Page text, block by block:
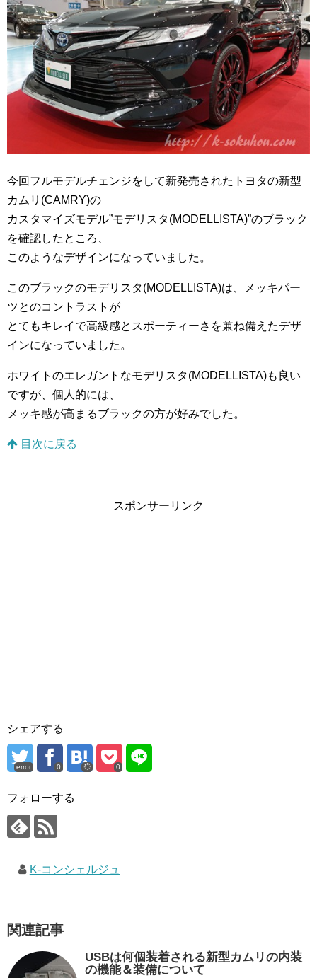
今回フルモデルチェンジをして新発売されたトヨタの新型
カムリ(CAMRY)の
カスタマイズモデル”モデリスタ(MODELLISTA)”のブラック
を確認したところ、
このようなデザインになっていました。
このブラックのモデリスタ(MODELLISTA)は、メッキパー
ツとのコントラストが
とてもキレイで高級感とスポーティーさを兼ね備えたデザ
インになっていました。
ホワイトのエレガントなモデリスタ(MODELLISTA)も良い
ですが、個人的には、
メッキ感が高まるブラックの方が好みでした。
目次に戻る
スポンサーリンク
シェアする
error 0 0
フォローする
K-コンシェルジュ
関連記事
USBは何個装着される新型カムリの内装
の機能＆装備について